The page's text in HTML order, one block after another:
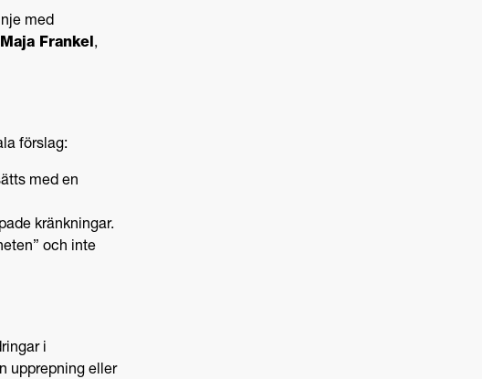
med
Maja Frankel,
förslag:
med en
kränkningar.
och inte
i
upprepning eller